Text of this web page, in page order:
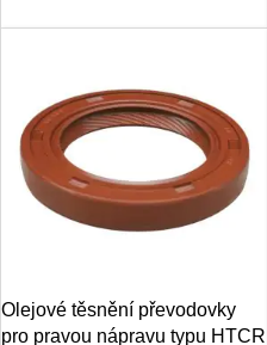
Olejové těsnění převodovky
pro pravou nápravu typu HTCR